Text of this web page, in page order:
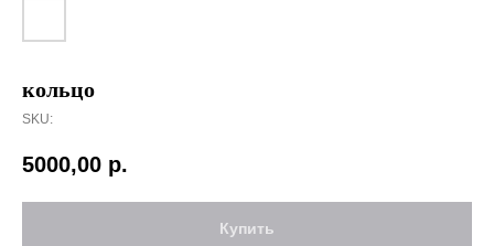
кольцо
SKU:
5000,00 р.
Купить